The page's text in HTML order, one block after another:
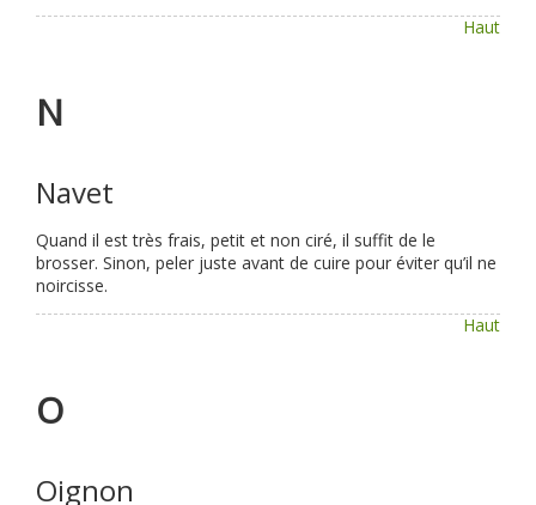
Haut
N
Navet
Quand il est très frais, petit et non ciré, il suffit de le
brosser. Sinon, peler juste avant de cuire pour éviter qu’il ne
noircisse.
Haut
O
Oignon